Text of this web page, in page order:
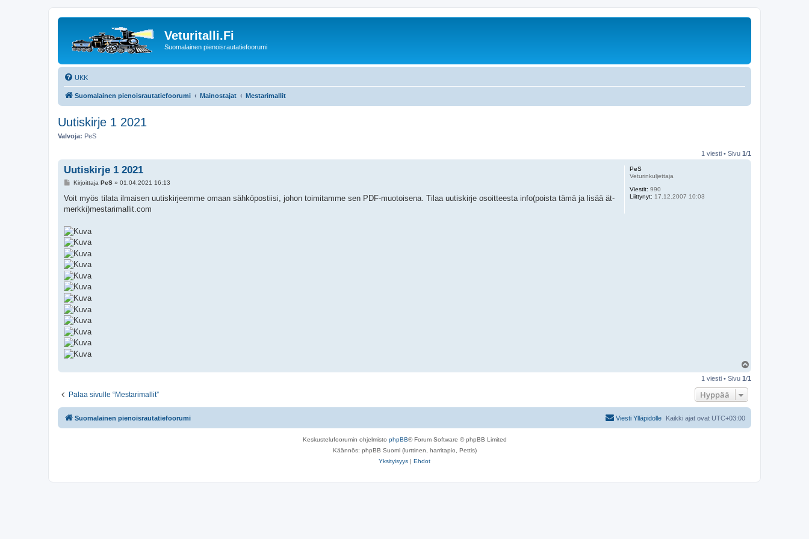
Veturitalli.Fi
Suomalainen pienoisrautatiefoorumi
UKK
Suomalainen pienoisrautatiefoorumi Mainostajat Mestarimallit
Uutiskirje 1 2021
Valvoja: PeS
1 viesti • Sivu 1/1
PeS
Veturinkuljettaja
Viestit: 990
Liittynyt: 17.12.2007 10:03
Uutiskirje 1 2021
V
e
t
Kirjoittaja PeS» 01.04.2021 16:13
Voit myös tilata ilmaisen uutiskirjeemme omaan sähköpostiisi, johon toimitamme sen PDF-muotoisena. Tilaa uutiskirje osoitteesta info(poista tämä ja lisää ät-
merkki)mestarimallit.com
ö
1 viesti • Sivu 1/1
Palaa sivulle “Mestarimallit” Hyppää
Suomalainen pienoisrautatiefoorumi Kaikki ajat ovat UTC+03:00
Viesti Ylläpidolle
Keskustelufoorumin ohjelmisto phpBB® Forum Software © phpBB Limited
Käännös: phpBB Suomi (lurttinen, harritapio, Pettis)
Yksityisyys | Ehdot